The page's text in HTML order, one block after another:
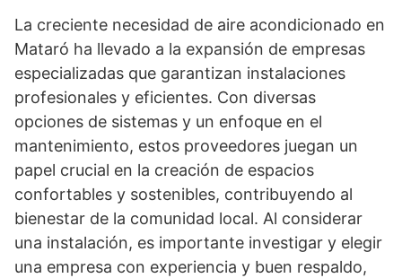
La creciente necesidad de aire acondicionado en
Mataró ha llevado a la expansión de empresas
especializadas que garantizan instalaciones
profesionales y eficientes. Con diversas
opciones de sistemas y un enfoque en el
mantenimiento, estos proveedores juegan un
papel crucial en la creación de espacios
confortables y sostenibles, contribuyendo al
bienestar de la comunidad local. Al considerar
una instalación, es importante investigar y elegir
una empresa con experiencia y buen respaldo,